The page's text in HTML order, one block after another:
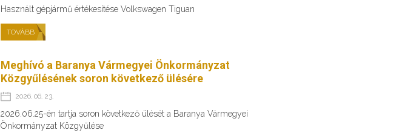
Használt gépjármű értékesítése Volkswagen Tiguan
TOVÁBB
Meghívó a Baranya Vármegyei Önkormányzat
Közgyűlésének soron következő ülésére
2026. 06. 23.
2026.06.25-én tartja soron következő ülését a Baranya Vármegyei
Önkormányzat Közgyűlése